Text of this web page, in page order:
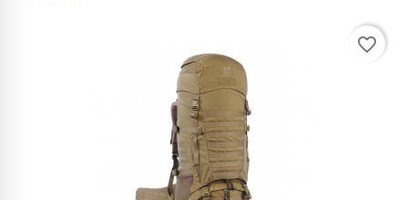
favorite_border